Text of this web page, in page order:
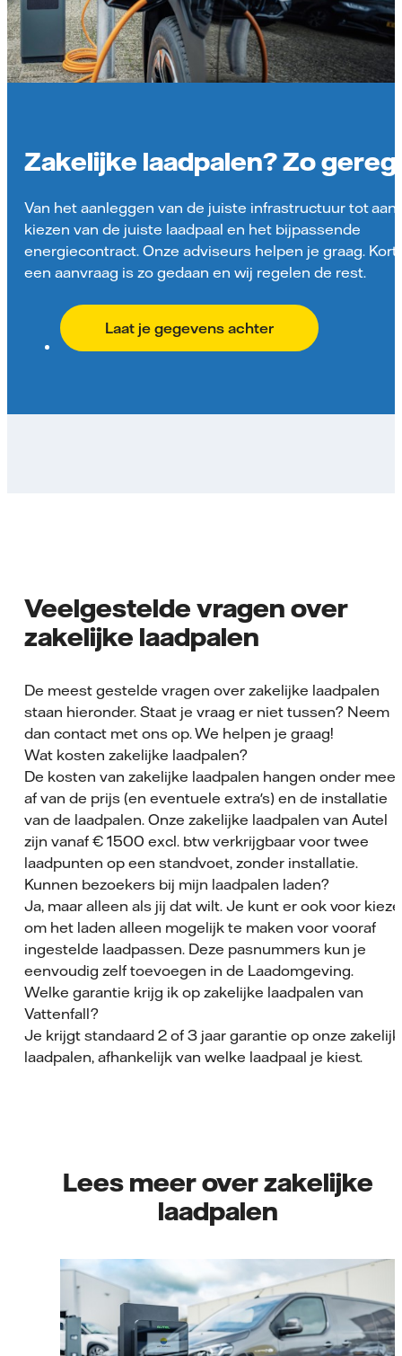
Zakelijke laadpalen? Zo
Van het aanleggen van de juiste infrastructuur tot aan
kiezen van de juiste laadpaal en het bijpassende
energiecontract. Onze adviseurs helpen je graag.
een aanvraag is zo gedaan en wij regelen de rest.
Laat je gegevens achter
Veelgestelde vragen over
zakelijke laadpalen
De meest gestelde vragen over zakelijke laadpalen
staan hieronder. Staat je vraag er niet tussen? Neem
dan contact met ons op. We helpen je graag!
Wat kosten zakelijke laadpalen?
De kosten van zakelijke laadpalen hangen onder meer
af van de prijs (en eventuele extra's) en de installatie
van de laadpalen. Onze zakelijke laadpalen van Autel
zijn vanaf € 1500 excl. btw verkrijgbaar voor twee
laadpunten op een standvoet, zonder installatie.
Kunnen bezoekers bij mijn laadpalen laden?
Ja, maar alleen als jij dat wilt. Je kunt er ook voor
om het laden alleen mogelijk te maken voor vooraf
ingestelde laadpassen. Deze pasnummers kun je
eenvoudig zelf toevoegen in de Laadomgeving.
Welke garantie krijg ik op zakelijke laadpalen van
Vattenfall?
Je krijgt standaard 2 of 3 jaar garantie op onze
laadpalen, afhankelijk van welke laadpaal je kiest.
Lees meer over zakelijke
laadpalen